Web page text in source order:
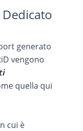
generato
vengono
quella qui
cui è